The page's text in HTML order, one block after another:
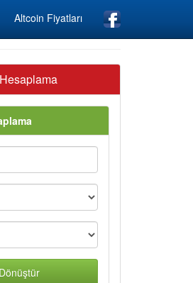
Altcoin Fiyatları